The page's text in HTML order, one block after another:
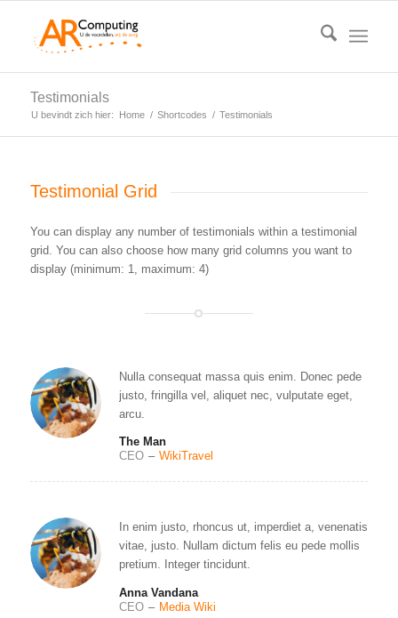
Testimonials
U bevindt zich hier: Home / Shortcodes / Testimonials
Testimonial Grid
You can display any number of testimonials within a testimonial
grid. You can also choose how many grid columns you want to
display (minimum: 1, maximum: 4)
Nulla consequat massa quis enim. Donec pede
justo, fringilla vel, aliquet nec, vulputate eget,
arcu.
The Man
CEO – WikiTravel
In enim justo, rhoncus ut, imperdiet a, venenatis
vitae, justo. Nullam dictum felis eu pede mollis
pretium. Integer tincidunt.
Anna Vandana
CEO – Media Wiki